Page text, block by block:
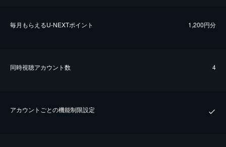
毎⽉もらえるU-NEXTポイント 1,200円分
同時視聴アカウント数 4
アカウントごとの機能制限設定